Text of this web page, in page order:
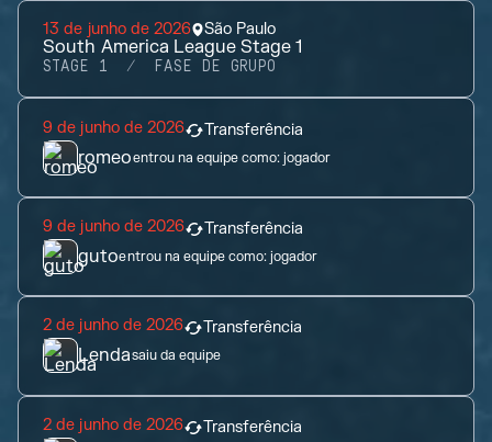
13 de junho de 2026 São Paulo
South America League Stage 1
STAGE 1 FASE DE GRUPO
9 de junho de 2026 Transferência
romeoentrou na equipe como:jogador
9 de junho de 2026 Transferência
gutoentrou na equipe como:jogador
2 de junho de 2026 Transferência
Lendasaiu da equipe
2 de junho de 2026 Transferência